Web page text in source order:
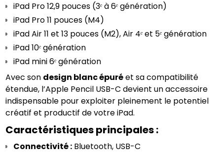
iPad Pro 12,9 pouces (3ᵉ à 6ᵉ génération)
iPad Pro 11 pouces (M4)
iPad Air 11 et 13 pouces (M2), Air 4ᵉ et 5ᵉ génération
iPad 10ᵉ génération
iPad mini 6ᵉ génération
Avec son design blanc épuré et sa compatibilité
étendue, l’Apple Pencil USB-C devient un accessoire
indispensable pour exploiter pleinement le potentiel
créatif et productif de votre iPad.
Caractéristiques principales :
Connectivité : Bluetooth, USB-C